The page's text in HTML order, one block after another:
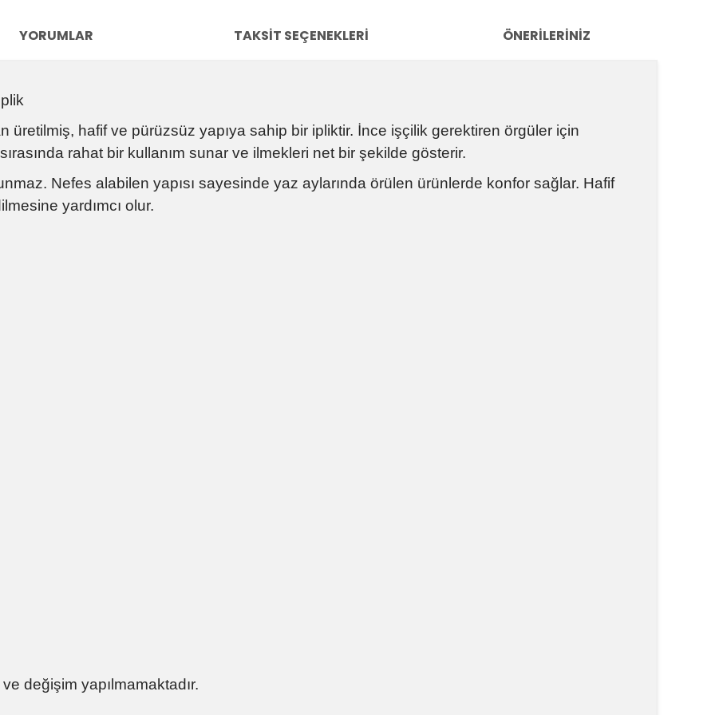
YORUMLAR TAKSIT SEÇENEKLERI ÖNERILERINIZ
üretilmiş, hafif ve pürüzsüz yapıya sahip bir ipliktir. İnce işçilik gerektiren örgüler için
rahat bir kullanım sunar ve ilmekleri net bir şekilde gösterir.
Nefes alabilen yapısı sayesinde yaz aylarında örülen ürünlerde konfor sağlar. Hafif
yardımcı olur.
değişim yapılmamaktadır.